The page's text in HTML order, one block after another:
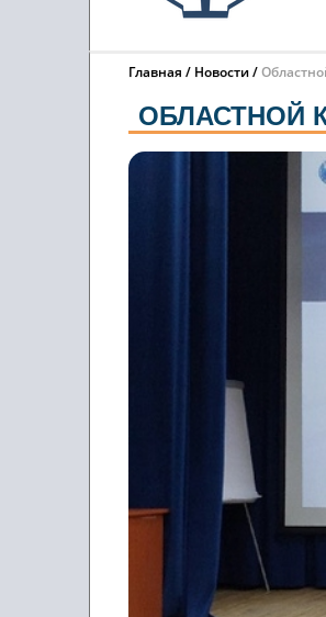
Главная Новости
ОБЛАСТНОЙ